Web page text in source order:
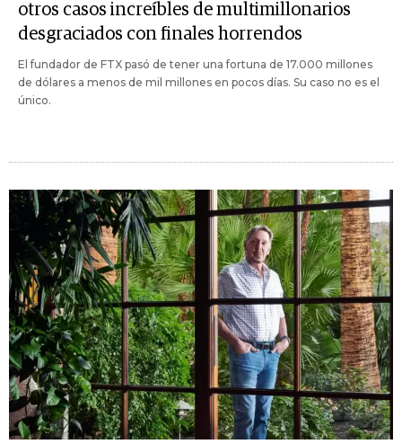
otros casos increíbles de multimillonarios
desgraciados con finales horrendos
El fundador de FTX pasó de tener una fortuna de 17.000 millones
de dólares a menos de mil millones en pocos días. Su caso no es el
único.